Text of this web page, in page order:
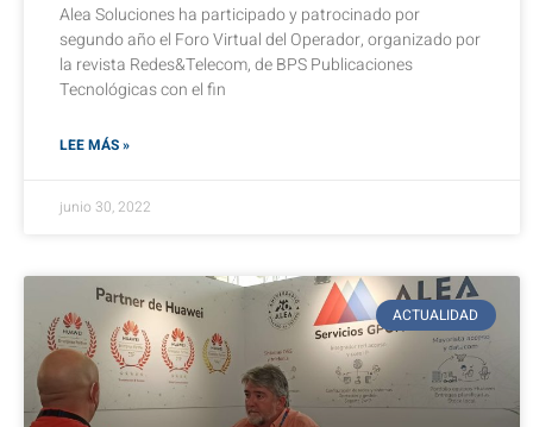
Alea Soluciones ha participado y patrocinado por
segundo año el Foro Virtual del Operador, organizado por
la revista Redes&Telecom, de BPS Publicaciones
Tecnológicas con el fin
LEE MÁS »
junio 30, 2022
ACTUALIDAD